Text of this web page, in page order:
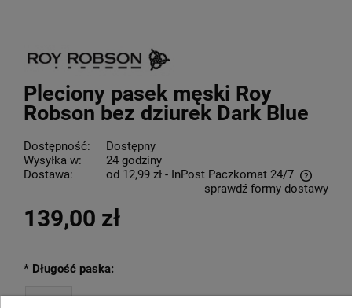
Pleciony pasek męski Roy
Robson bez dziurek Dark Blue
Dostępność:
Dostępny
Wysyłka w:
24 godziny
Dostawa:
od 12,99 zł - InPost Paczkomat 24/7
Cena nie zawiera ewentualnych kosztów płatnościsprawdź formy dostawy
139,00 zł
* Długość paska: